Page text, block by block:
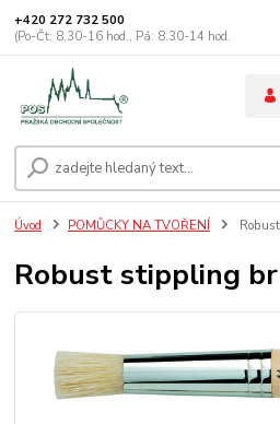
+420 272 732 500
(Po-Čt: 8.30-16 hod., Pá: 8.30-14 hod.
Úvod POMŮCKY NA TVOŘENÍ
Robust stippling